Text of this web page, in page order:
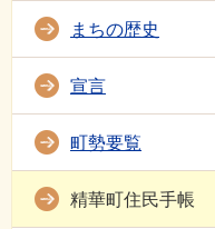
まちの歴史
宣言
町勢要覧
精華町住民手帳